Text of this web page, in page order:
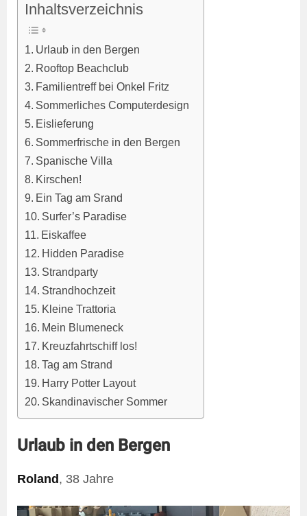
Inhaltsverzeichnis
Urlaub in den Bergen
Rooftop Beachclub
Familientreff bei Onkel Fritz
Sommerliches Computerdesign
Eislieferung
Sommerfrische in den Bergen
Spanische Villa
Kirschen!
Ein Tag am Srand
Surfer’s Paradise
Eiskaffee
Hidden Paradise
Strandparty
Strandhochzeit
Kleine Trattoria
Mein Blumeneck
Kreuzfahrtschiff los!
Tag am Strand
Harry Potter Layout
Skandinavischer Sommer
Urlaub in den Bergen
Roland, 38 Jahre